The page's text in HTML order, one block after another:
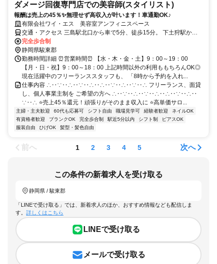
ダメージ回復専門店での美容師(スタイリスト)
報酬は売上の45％✨無理せず高収入が叶います！車通勤OK♪
有限会社ワイ・エス 美容室アンフィニスペース
交通・アクセス 三島駅北口から車で5分、徒歩15分。 下土狩駅から
車で2分、徒歩7分。
完全歩合制
静岡県駿東郡
勤務時間詳細 ⏰営業時間⏰ 【水・木・金・土】9：00～19：00
【月・日・祝】9：00～18：00 上記時間以外の利用ももちろんOK◎
現在活躍中のフリーランススタッフも、 「8時から予約を入れ...
仕事内容 ∴‥∵‥∴‥∵‥∴‥∴‥∵‥∴‥∵‥∴ フリーランス、面貸
し、個人事業主制を ご希望の方へ ∴‥∵‥∴‥∵‥∴‥∴‥∵‥∴‥
∵‥∴ ⭐売上45％還元！頑張りがそのまま収入に ⭐高単価サロ...
主婦・主夫歓迎 60代も応募可 シフト自由 職場見学可 経験者歓迎
ネイルOK
有資格者歓迎
ブランクOK 完全歩合制 駅近5分以内 シフト制
ピアスOK
服装自由
ひげOK 髪型・髪色自由
前へ 1 2 3 4 5 次へ
この条件の新着求人を受け取る
静岡県 / 駿東郡
「LINEで受け取る」では、新着求人のほか、おすすめ情報なども配信しま
す。 詳しくはこちら
LINEで受け取る
メールで受け取る